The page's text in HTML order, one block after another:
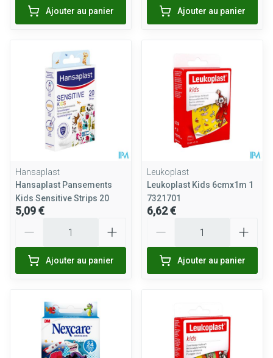
Ajouter au panier Ajouter au panier
Hansaplast
Hansaplast Pansements
Kids Sensitive Strips 20
5,09 €
Ajouter au panier
Leukoplast
Leukoplast Kids 6cmx1m 1
7321701
6,62 €
Ajouter au panier